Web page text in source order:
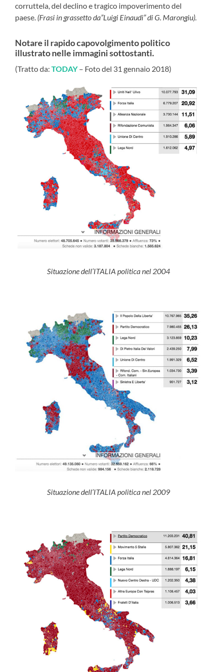
corruttela, del declino e tragico impoverimento del
paese. (Frasi in grassetto da”Luigi Einaudi” di G. Marongiu).
Notare il rapido capovolgimento politico
illustrato nelle immagini sottostanti.
(Tratto da:TODAY– Foto del 31 gennaio 2018)
Situazione dell’ITALIA politica nel 2004
Situazione dell’ITALIA politica nel 2009